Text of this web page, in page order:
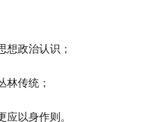
政治认识；
林传统；
以身作则。